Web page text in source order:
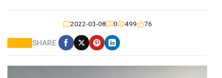
2022-03-08 0 499 76
SHARE